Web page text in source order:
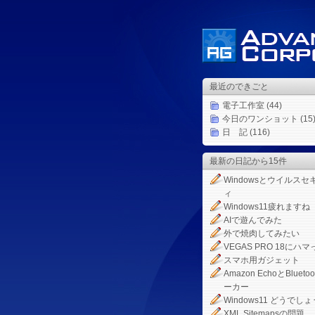
最近のできごと
電子工作室 (44)
今日のワンショット (15)
日 記 (116)
最新の日記から15件
Windowsとウイルスセ
ィ
Windows11疲れますね
AIで遊んでみた
外で焼肉してみたい
VEGAS PRO 18にハマ
スマホ用ガジェット
Amazon Echoと
ーカー
Windows11 どうでしょ